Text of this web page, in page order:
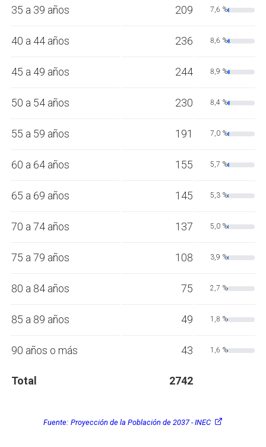
35 a 39 años 209 7,6 %
40 a 44 años 236 8,6 %
45 a 49 años 244 8,9 %
50 a 54 años 230 8,4 %
55 a 59 años 191 7,0 %
60 a 64 años 155 5,7 %
65 a 69 años 145 5,3 %
70 a 74 años 137 5,0 %
75 a 79 años 108 3,9 %
80 a 84 años 75 2,7 %
85 a 89 años 49 1,8 %
90 años o más 43 1,6 %
Total 2742
Fuente: Proyección de la Población de 2037 - INEC